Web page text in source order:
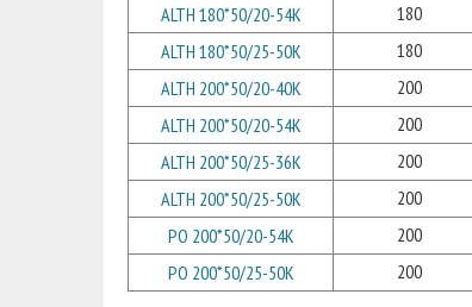
ALTH 180*50/20-54K
180
ALTH 180*50/25-50K
180
ALTH 200*50/20-40K
200
ALTH 200*50/20-54K
200
ALTH 200*50/25-36K
200
ALTH 200*50/25-50K
200
PO 200*50/20-54K
200
PO 200*50/25-50K
200